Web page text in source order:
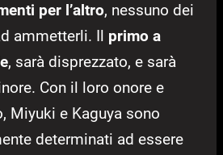
per l’altro, nessuno dei
ammetterli. Il primo a
, sarà disprezzato, e sarà
Con il loro onore e
Miyuki e Kaguya sono
determinati ad essere